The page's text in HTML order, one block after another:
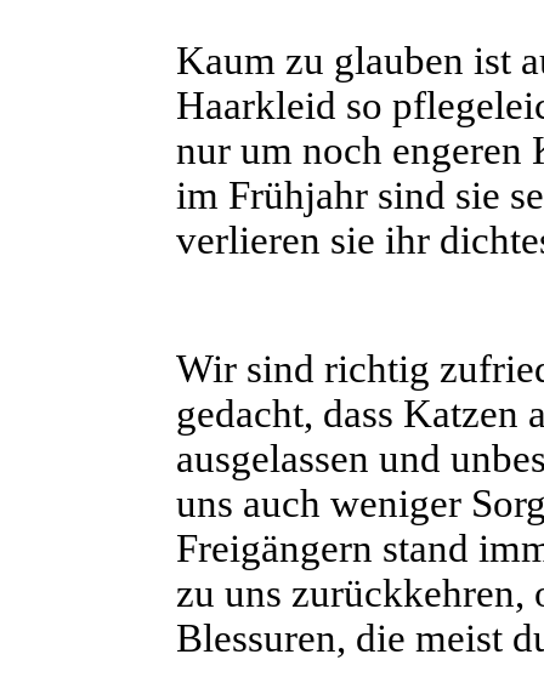
Kaum zu glauben ist
Haarkleid so
nur um noch engeren
im Frühjahr sind sie
verlieren sie ihr
Wir sind richtig
gedacht, dass Katzen
ausgelassen und
uns auch weniger
Freigängern stand
zu uns zurückkehren,
Blessuren, die meist